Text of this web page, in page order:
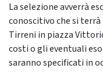
La selezione avverrà
conoscitivo che si terrà
Tirreni in piazza
costi o gli eventuali
saranno specificati in